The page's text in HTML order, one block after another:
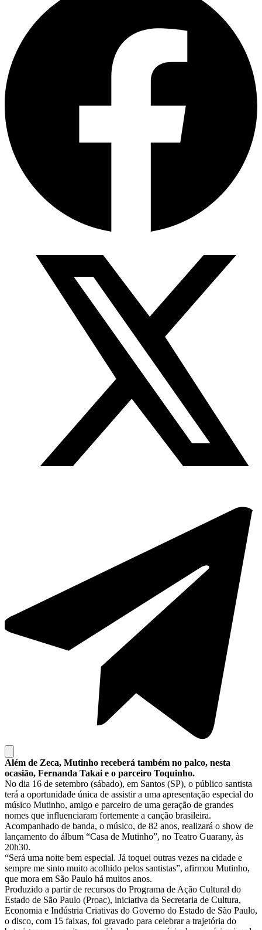
Além de Zeca, Mutinho receberá também no palco, nesta
ocasião, Fernanda Takai e o parceiro Toquinho.
No dia 16 de setembro (sábado), em Santos (SP), o público santista
terá a oportunidade única de assistir a uma apresentação especial do
músico Mutinho, amigo e parceiro de uma geração de grandes
nomes que influenciaram fortemente a canção brasileira.
Acompanhado de banda, o músico, de 82 anos, realizará o show de
lançamento do álbum “Casa de Mutinho”, no Teatro Guarany, às
20h30.
“Será uma noite bem especial. Já toquei outras vezes na cidade e
sempre me sinto muito acolhido pelos santistas”, afirmou Mutinho,
que mora em São Paulo há muitos anos.
Produzido a partir de recursos do Programa de Ação Cultural do
Estado de São Paulo (Proac), iniciativa da Secretaria de Cultura,
Economia e Indústria Criativas do Governo do Estado de São Paulo,
o disco, com 15 faixas, foi gravado para celebrar a trajetória do